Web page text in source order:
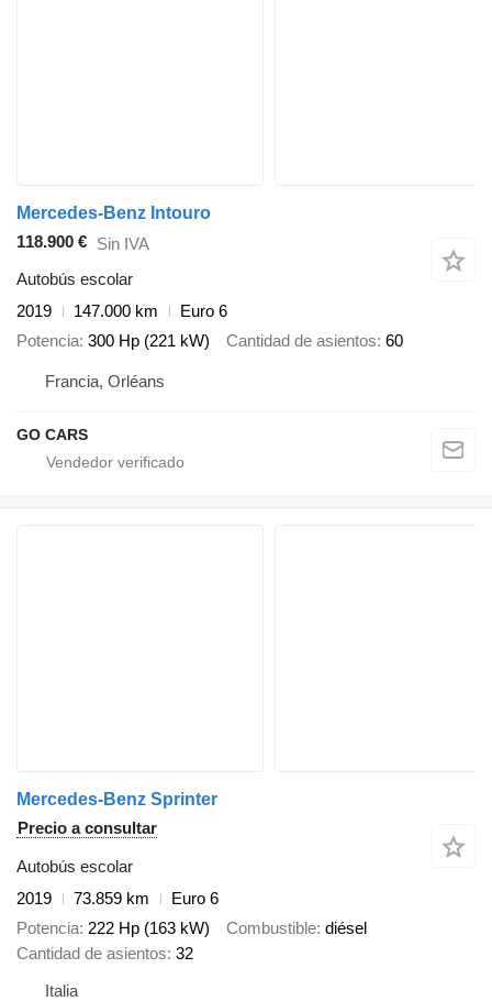
Mercedes-Benz Intouro
118.900 € Sin IVA
Autobús escolar
2019
147.000 km
Euro 6
Potencia 300 Hp (221 kW) Cantidad de asientos 60
Francia, Orléans
GO CARS
Mercedes-Benz Sprinter
Precio a consultar
Autobús escolar
2019
73.859 km
Euro 6
Potencia 222 Hp (163 kW) Combustible diésel
Cantidad de asientos 32
Italia